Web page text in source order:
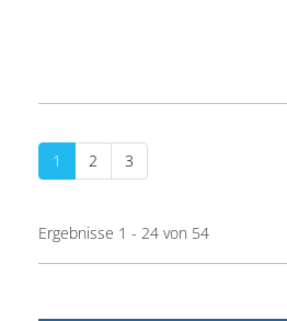
1 2 3
Ergebnisse 1 - 24 von 54